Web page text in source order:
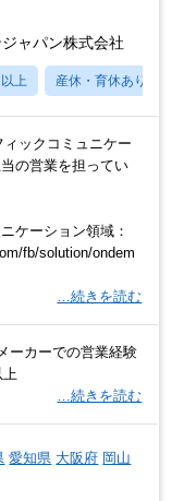
ャパン株式会社
上 産休・育休あり
ックコミュニケー
の営業を担ってい
ケーション領域：
fb/solution/ondem
…続きを読む
ーカーでの営業経験
上
…続きを読む
愛知県 大阪府 岡山